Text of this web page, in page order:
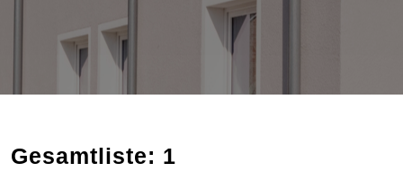
Gesamtliste: 1